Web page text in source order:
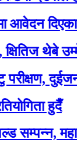
१० जना
थेबे उम्मेदवार
दुईजनाको
हुदैँ
महाकाली